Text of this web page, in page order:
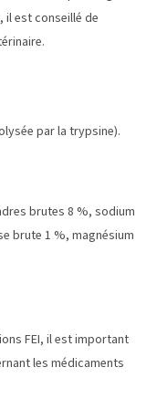
il est conseillé de
par la trypsine).
brutes 8 %, sodium
brute 1 %, magnésium
FEI, il est important
les médicaments